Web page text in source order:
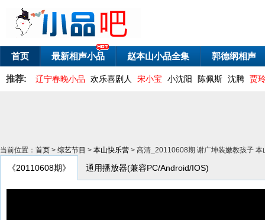
首页 最新相声小品 赵本山小品全集 郭德纲相声
推荐: 辽宁春晚小品 欢乐喜剧人 宋小宝 小沈阳 陈佩斯 沈腾 贾
当前位置： 首页 > 综艺节目 > 本山快乐营 > 高清_20110608期 谢广坤装嫩教孩子
《20110608期》 通用播放器(兼容PC/Android/IOS)